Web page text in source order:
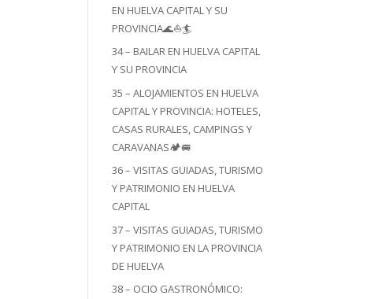
EN HUELVA CAPITAL Y SU
PROVINCIA🌊⛵🏄
34 – BAILAR EN HUELVA CAPITAL
Y SU PROVINCIA
35 – ALOJAMIENTOS EN HUELVA
CAPITAL Y PROVINCIA: HOTELES,
CASAS RURALES, CAMPINGS Y
CARAVANAS🏕️🚐
36 – VISITAS GUIADAS, TURISMO
Y PATRIMONIO EN HUELVA
CAPITAL
37 – VISITAS GUIADAS, TURISMO
Y PATRIMONIO EN LA PROVINCIA
DE HUELVA
38 – OCIO GASTRONÓMICO: